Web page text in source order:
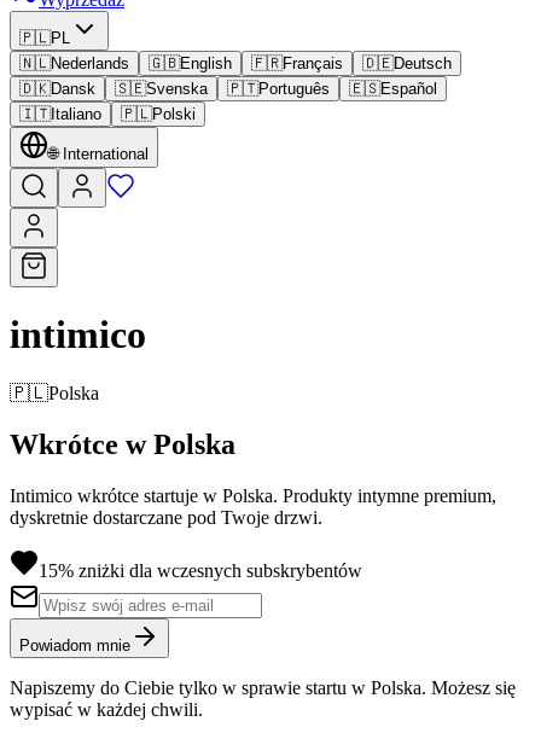
🇵🇱PL
🇳🇱Nederlands 🇬🇧English 🇫🇷Français 🇩🇪Deutsch
🇩🇰Dansk 🇸🇪Svenska 🇵🇹Português 🇪🇸Español
🇮🇹Italiano 🇵🇱Polski
🌐 International
intimico
🇵🇱Polska
Wkrótce w Polska
Intimico wkrótce startuje w Polska. Produkty intymne premium,
dyskretnie dostarczane pod Twoje drzwi.
15% zniżki dla wczesnych subskrybentów
Powiadom mnie
Napiszemy do Ciebie tylko w sprawie startu w Polska. Możesz się
wypisać w każdej chwili.